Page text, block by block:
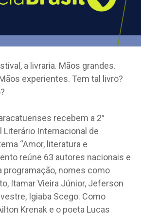
a livraria. Mãos grandes.
experientes. Tem tal livro?
recebem a 2°
Literário Internacional de
“Amor, literatura e
reúne 63 autores nacionais e
programação, nomes como
Itamar Vieira Júnior, Jeferson
Igiaba Scego. Como
Krenak e o poeta Lucas